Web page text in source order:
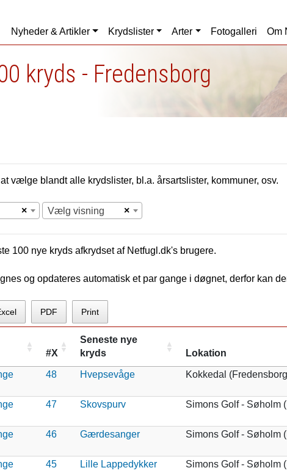
Nyheder & Artikler Krydslister Arter Fotogalleri Om
kryds - Fredensborg
vælge blandt alle krydslister, bl.a. årsartslister, kommuner, osv.
× ×
Vælg visning
100 nye kryds afkrydset af Netfugl.dk's brugere.
og opdateres automatisk et par gange i døgnet, derfor kan
PDF Print
#X
Seneste nye
kryds
Lokation
48 Hvepsevåge Kokkedal
47 Skovspurv Simons Golf - Søholm
46 Gærdesanger Simons Golf - Søholm
45 Lille Lappedykker Simons Golf - Søholm